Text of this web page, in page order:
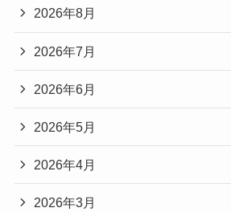
2026年8月
2026年7月
2026年6月
2026年5月
2026年4月
2026年3月